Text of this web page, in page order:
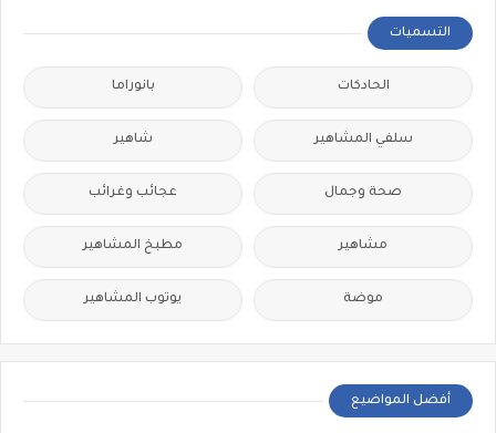
التسميات
الحادكات بانوراما
سلفي المشاهير شاهير
صحة وجمال عجائب وغرائب
مشاهير مطبخ المشاهير
موضة يوتوب المشاهير
أفضل المواضيع